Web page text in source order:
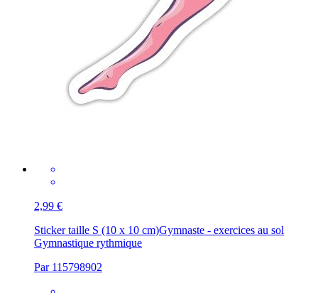
2,99 €
Sticker taille S (10 x 10 cm)Gymnaste - exercices au sol
Gymnastique rythmique
Par 115798902